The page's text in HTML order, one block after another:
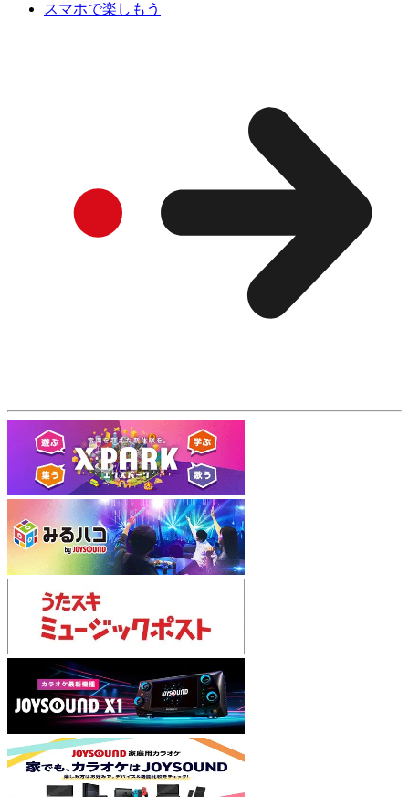
スマホで楽しもう